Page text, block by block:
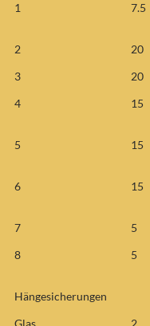
1
7.5
2 20
3
20
4
15
5 15
6 15
7 5
8
5
Hängesicherungen